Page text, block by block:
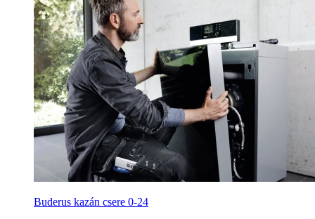
Buderus kazán csere 0-24